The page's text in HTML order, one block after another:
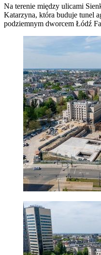
Na terenie między ulicami
Katarzyna, która buduje tunel
podziemnym dworcem Łódź